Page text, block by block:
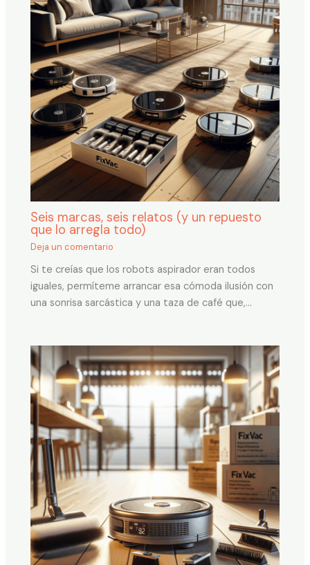
Seis marcas, seis relatos (y un repuesto
que lo arregla todo)
Deja un comentario
Si te creías que los robots aspirador eran todos
iguales, permíteme arrancar esa cómoda ilusión con
una sonrisa sarcástica y una taza de café que,…